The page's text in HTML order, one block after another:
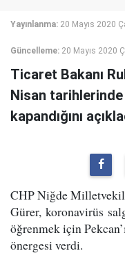
Yayınlanma: 20 Mayıs 2020
Güncelleme: 20 Mayıs 2020
Ticaret Bakanı
Nisan tarihlerinde
kapandığını
CHP Niğde
Gürer, koronavirüs
öğrenmek için
önergesi verdi.